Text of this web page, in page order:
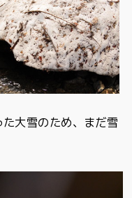
大雪のため、まだ雪